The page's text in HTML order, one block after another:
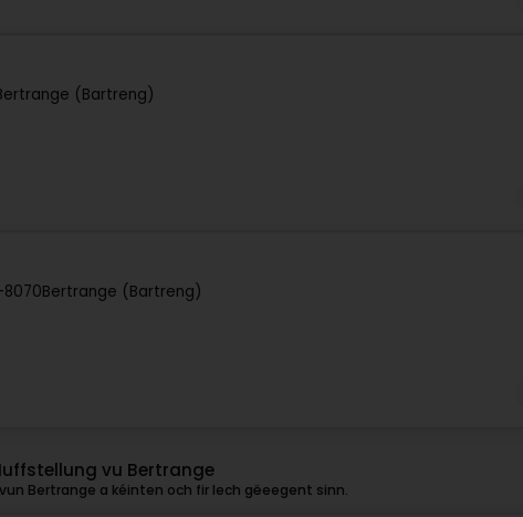
(Bartreng)
8070Bertrange (Bartreng)
vu Bertrange
Bertrange a kéinten och fir Iech gëeegent sinn.